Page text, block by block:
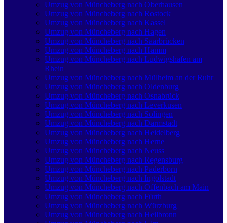
Umzug von Müncheberg nach Oberhausen
Umzug von Müncheberg nach Rostock
Umzug von Müncheberg nach Kassel
Umzug von Müncheberg nach Hagen
Umzug von Müncheberg nach Saarbrücken
Umzug von Müncheberg nach Hamm
Umzug von Müncheberg nach Ludwigshafen am
Rhein
Umzug von Müncheberg nach Mülheim an der Ruhr
Umzug von Müncheberg nach Oldenburg
Umzug von Müncheberg nach Osnabrück
Umzug von Müncheberg nach Leverkusen
Umzug von Müncheberg nach Solingen
Umzug von Müncheberg nach Darmstadt
Umzug von Müncheberg nach Heidelberg
Umzug von Müncheberg nach Herne
Umzug von Müncheberg nach Neuss
Umzug von Müncheberg nach Regensburg
Umzug von Müncheberg nach Paderborn
Umzug von Müncheberg nach Ingolstadt
Umzug von Müncheberg nach Offenbach am Main
Umzug von Müncheberg nach Fürth
Umzug von Müncheberg nach Würzburg
Umzug von Müncheberg nach Heilbronn